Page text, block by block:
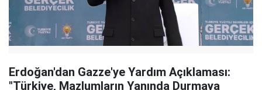
Erdoğan'dan Gazze'ye Yardım Açıklaması:
"Türkiye, Mazlumların Yanında Durmaya